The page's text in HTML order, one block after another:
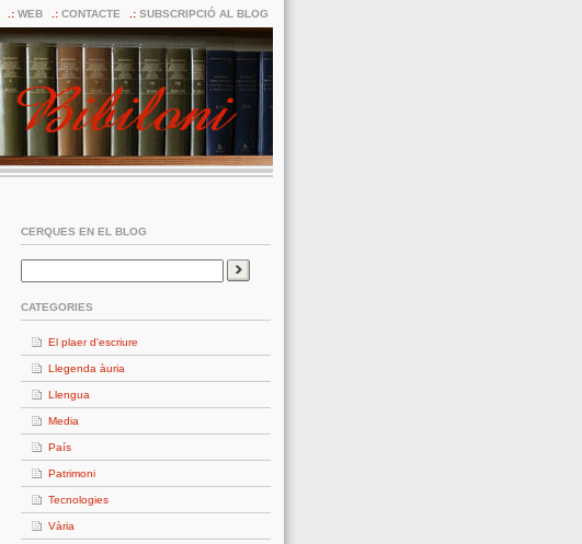
SUBSCRIPCIÓ AL BLOG
CONTACTE
WEB
CERQUES EN EL BLOG
CATEGORIES
El plaer d'escriure
Llegenda àuria
Llengua
Media
País
Patrimoni
Tecnologies
Vària